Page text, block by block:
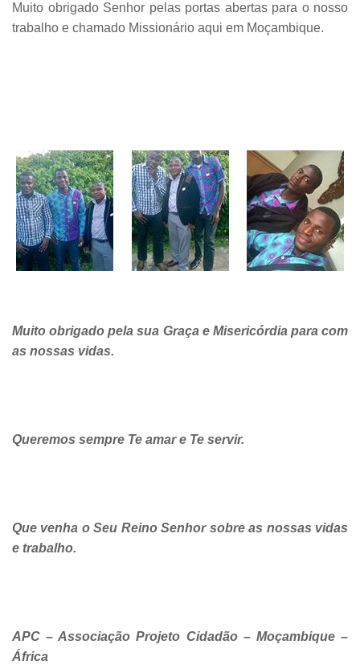
Muito obrigado Senhor pelas portas abertas para o nosso
trabalho e chamado Missionário aqui em Moçambique.
Muito obrigado pela sua Graça e Misericórdia para com
as nossas vidas.
Queremos sempre Te amar e Te servir.
Que venha o Seu Reino Senhor sobre as nossas vidas
e trabalho.
APC – Associação Projeto Cidadão – Moçambique –
África